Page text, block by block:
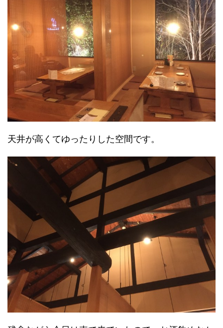
天井が高くてゆったりした空間です。